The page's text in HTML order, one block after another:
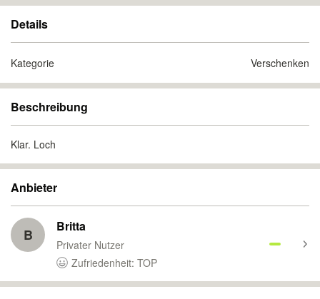
Details
Kategorie Verschenken
Beschreibung
Klar. Loch
Anbieter
B Britta
Privater Nutzer
Zufriedenheit: TOP